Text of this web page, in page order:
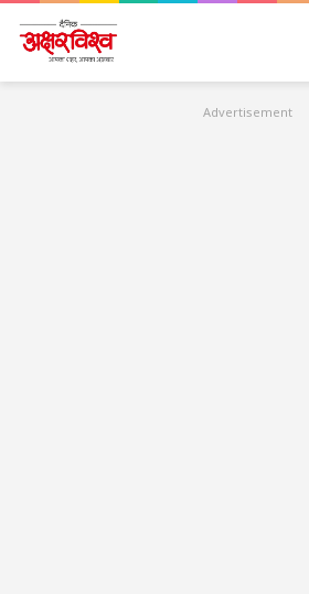
Advertisement